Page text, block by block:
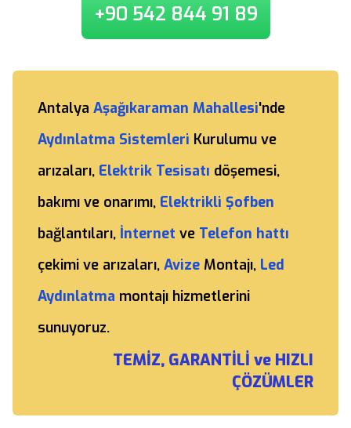
+90 542 844 91 89
Antalya Aşağıkaraman Mahallesi'nde
Aydınlatma Sistemleri Kurulumu ve
arızaları, Elektrik Tesisatı döşemesi,
bakımı ve onarımı, Elektrikli Şofben
bağlantıları, İnternet ve Telefon hattı
çekimi ve arızaları, Avize Montajı, Led
Aydınlatma montajı hizmetlerini
sunuyoruz.
TEMİZ, GARANTİLİ ve HIZLI
ÇÖZÜMLER